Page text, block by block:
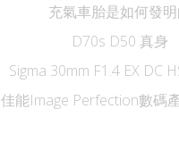
充氣車胎是如何發
D70s D50 真身
Sigma 30mm F1.4 EX DC
佳能Image Perfection數碼